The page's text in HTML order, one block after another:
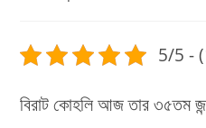
5/5 -
বিরাট কোহলি আজ তার ৩৫তম